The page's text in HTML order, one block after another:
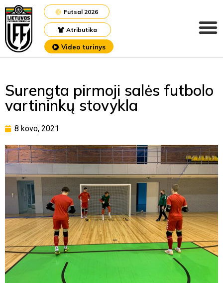
Atributika
Futsal 2026
Video turinys
Surengta pirmoji salės futbolo
vartininkų stovykla
8 kovo, 2021